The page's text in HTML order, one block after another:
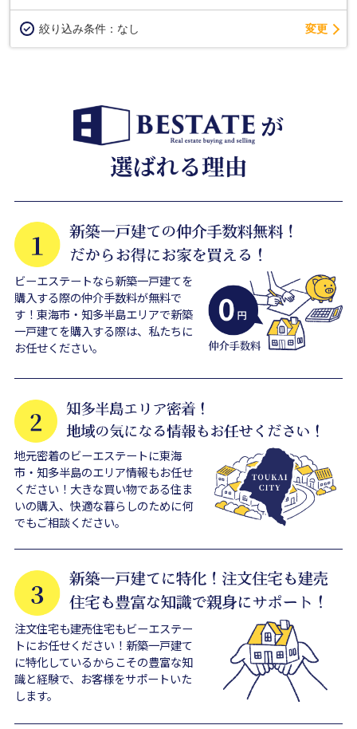
絞り込み条件： なし 変更
ビーエステートなら新築一戸建てを
購入する際の仲介手数料が無料で
す！東海市・知多半島エリアで新築
一戸建てを購入する際は、私たちに
お任せください。
地元密着のビーエステートに東海
市・知多半島のエリア情報もお任せ
ください！大きな買い物である住ま
いの購入、快適な暮らしのために何
でもご相談ください。
注文住宅も建売住宅もビーエステー
トにお任せください！新築一戸建て
に特化しているからこその豊富な知
識と経験で、お客様をサポートいた
します。